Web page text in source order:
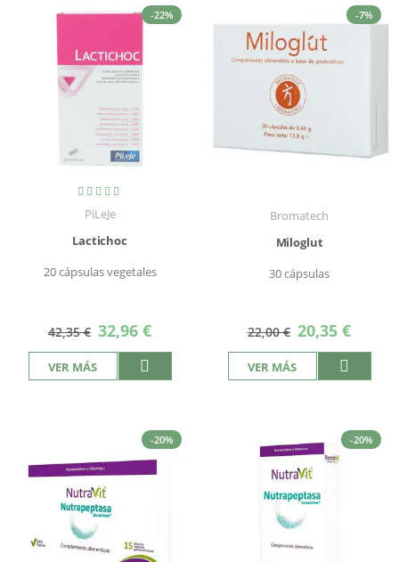
-22%
Valoración:
100%
PiLeJe
Lactichoc
20 cápsulas vegetales
42,35 € Precio
especial
32,96 €
VER MÁS
-7%
Bromatech
Miloglut
30 cápsulas
22,00 € Precio
especial
20,35 €
VER MÁS
-20% -20%